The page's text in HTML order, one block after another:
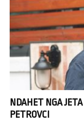
NDAHET NGA
PETROVCI